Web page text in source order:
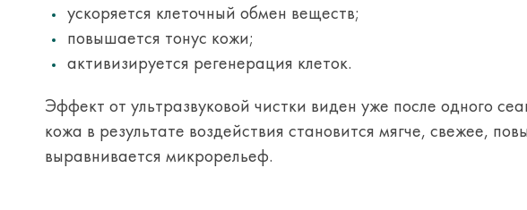
ускоряется клеточный обмен веществ;
повышается тонус кожи;
активизируется регенерация клеток.
Эффект от ультразвуковой чистки виден уже после одного
кожа в результате воздействия становится мягче, свежее,
выравнивается микрорельеф.